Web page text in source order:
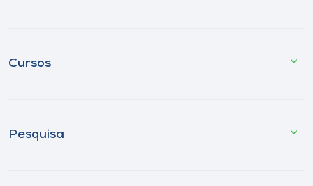
Cursos
Pesquisa